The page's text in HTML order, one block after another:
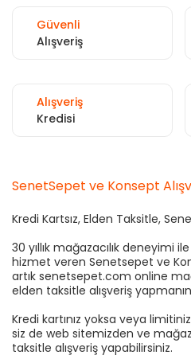
Güvenli
Alışveriş
Alışveriş
Kredisi
SenetSepet ve Konsept
Kredi Kartsız, Elden Taksitle,
30 yıllık mağazacılık deneyimi
hizmet veren Senetsepet ve
artık senetsepet.com online
elden taksitle alışveriş
Kredi kartınız yoksa veya
siz de web sitemizden ve
taksitle alışveriş yapabilirsiniz.